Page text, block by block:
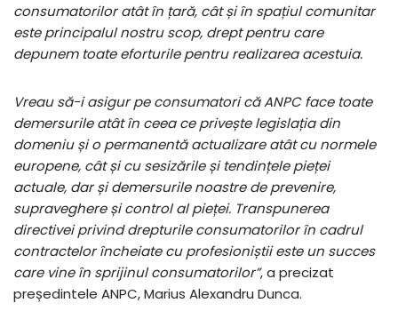
consumatorilor atât în țară, cât și în spațiul comunitar
este principalul nostru scop, drept pentru care
depunem toate eforturile pentru realizarea acestuia.
Vreau să-i asigur pe consumatori că ANPC face toate
demersurile atât în ceea ce privește legislația din
domeniu și o permanentă actualizare atât cu normele
europene, cât și cu sesizările și tendințele pieței
actuale, dar și demersurile noastre de prevenire,
supraveghere și control al pieței. Transpunerea
directivei privind drepturile consumatorilor în cadrul
contractelor încheiate cu profesioniștii este un succes
care vine în sprijinul consumatorilor”, a precizat
președintele ANPC, Marius Alexandru Dunca.